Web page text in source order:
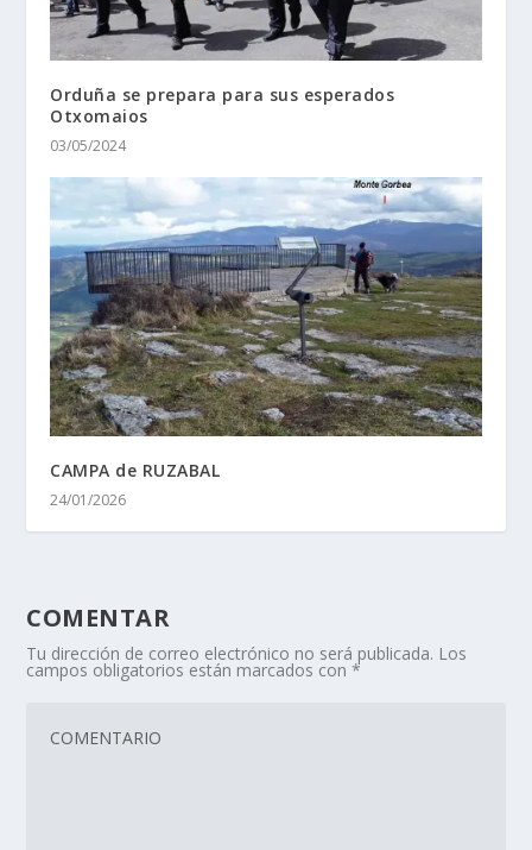
Orduña se prepara para sus esperados
Otxomaios
03/05/2024
CAMPA de RUZABAL
24/01/2026
COMENTAR
Tu dirección de correo electrónico no será publicada. Los
campos obligatorios están marcados con*